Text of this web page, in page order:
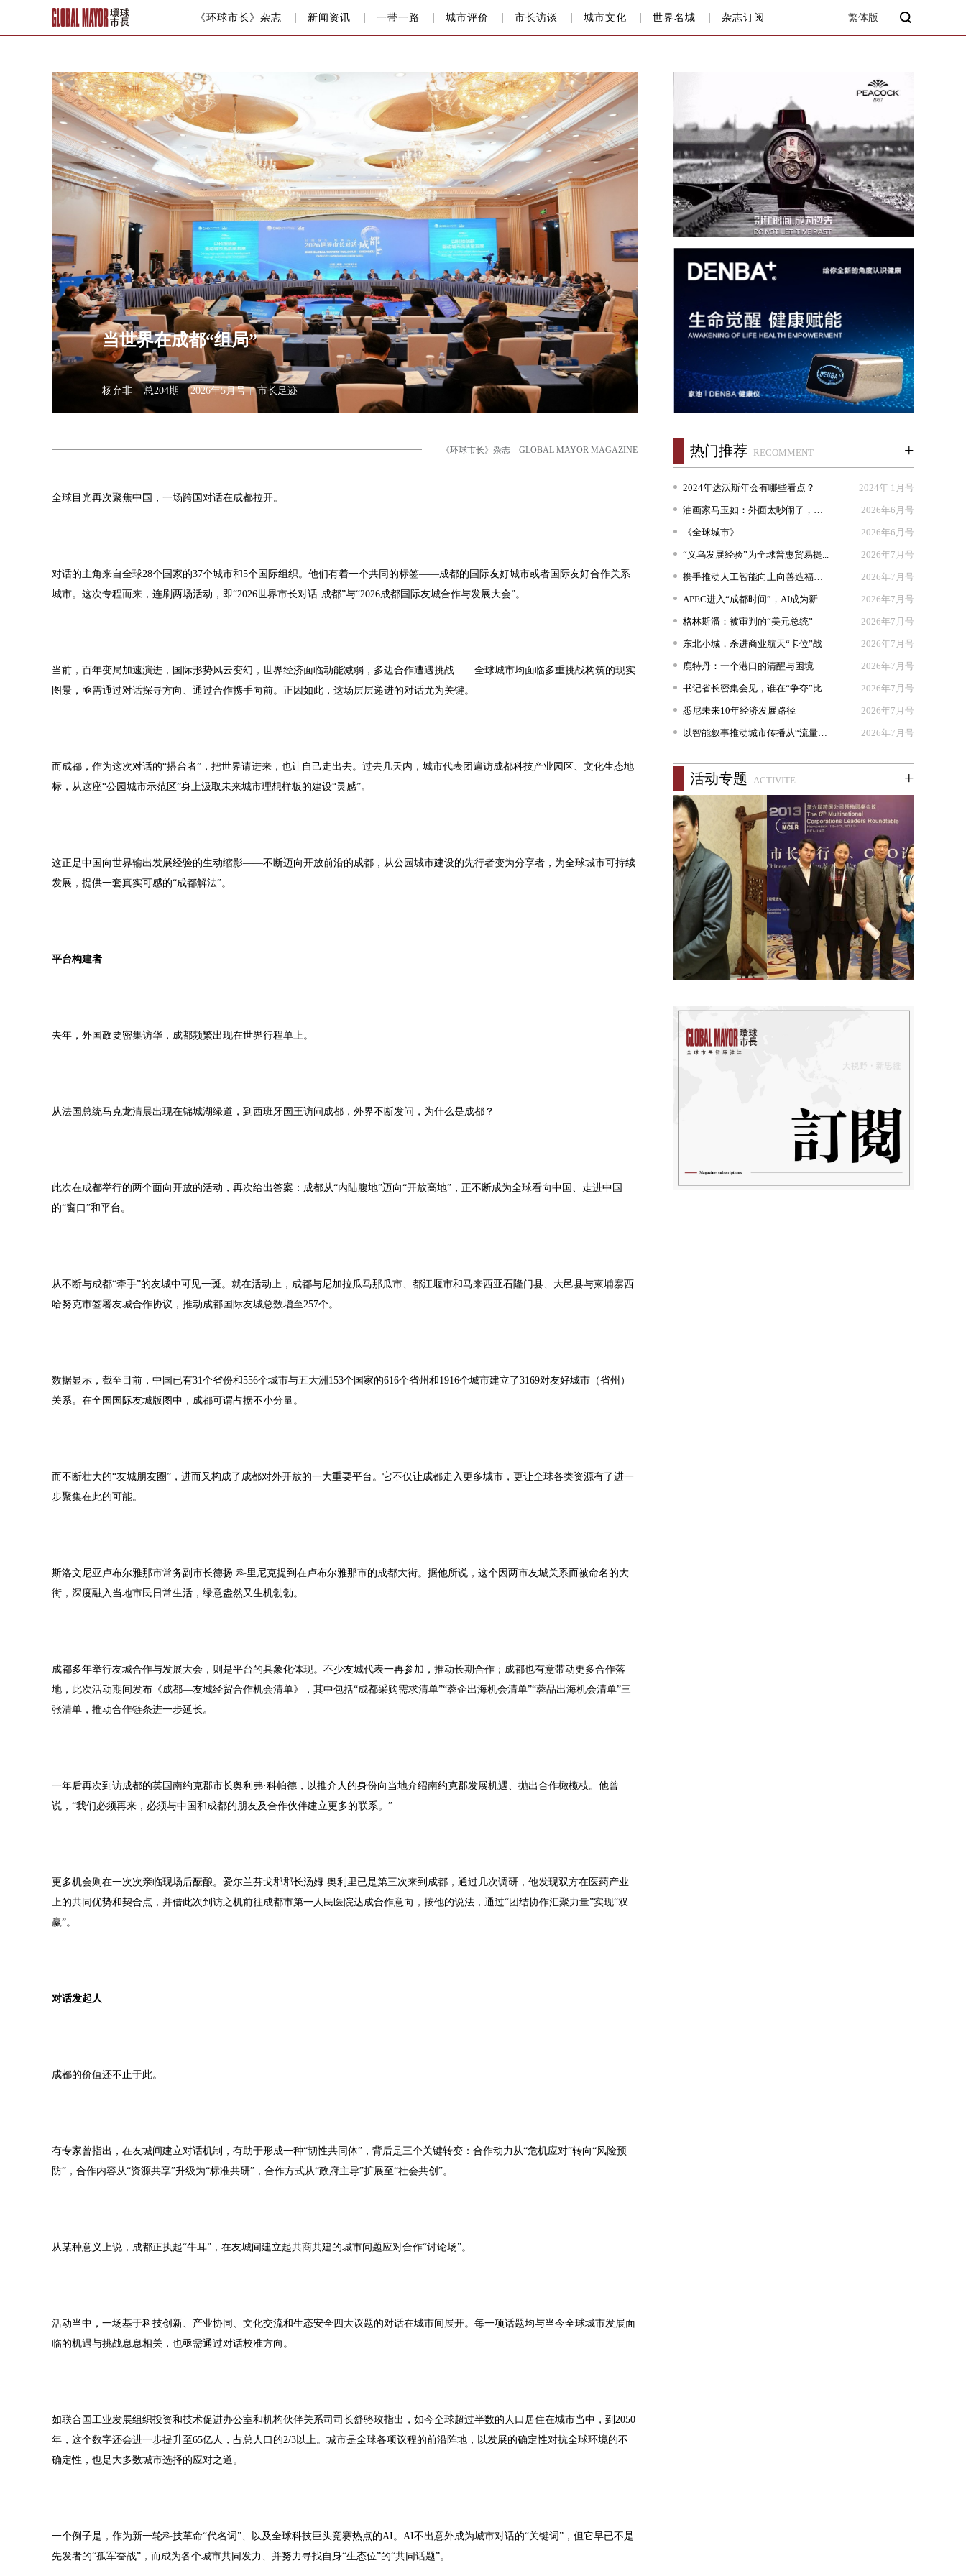
《环球市长》杂志 新闻资讯 一带一路 城市评价 市长访谈 城市文化 世界名城 杂志订阅 繁体版
当世界在成都“组局”
杨弃非 总204期 2026年5月号 市长足迹
《环球市长》杂志 GLOBAL MAYOR MAGAZINE
全球目光再次聚焦中国，一场跨国对话在成都拉开。
对话的主角来自全球28个国家的37个城市和5个国际组织。他们有着一个共同的标签——成都的国际友好城市或者国际友好合作关系
城市。这次专程而来，连刷两场活动，即“2026世界市长对话·成都”与“2026成都国际友城合作与发展大会”。
当前，百年变局加速演进，国际形势风云变幻，世界经济面临动能减弱，多边合作遭遇挑战……全球城市均面临多重挑战构筑的现实
图景，亟需通过对话探寻方向、通过合作携手向前。正因如此，这场层层递进的对话尤为关键。
而成都，作为这次对话的“搭台者”，把世界请进来，也让自己走出去。过去几天内，城市代表团遍访成都科技产业园区、文化生态地
标，从这座“公园城市示范区”身上汲取未来城市理想样板的建设“灵感”。
这正是中国向世界输出发展经验的生动缩影——不断迈向开放前沿的成都，从公园城市建设的先行者变为分享者，为全球城市可持续
发展，提供一套真实可感的“成都解法”。
平台构建者
去年，外国政要密集访华，成都频繁出现在世界行程单上。
从法国总统马克龙清晨出现在锦城湖绿道，到西班牙国王访问成都，外界不断发问，为什么是成都？
此次在成都举行的两个面向开放的活动，再次给出答案：成都从“内陆腹地”迈向“开放高地”，正不断成为全球看向中国、走进中国
的“窗口”和平台。
从不断与成都“牵手”的友城中可见一斑。就在活动上，成都与尼加拉瓜马那瓜市、都江堰市和马来西亚石隆门县、大邑县与柬埔寨西
哈努克市签署友城合作协议，推动成都国际友城总数增至257个。
数据显示，截至目前，中国已有31个省份和556个城市与五大洲153个国家的616个省州和1916个城市建立了3169对友好城市（省州）
关系。在全国国际友城版图中，成都可谓占据不小分量。
而不断壮大的“友城朋友圈”，进而又构成了成都对外开放的一大重要平台。它不仅让成都走入更多城市，更让全球各类资源有了进一
步聚集在此的可能。
斯洛文尼亚卢布尔雅那市常务副市长德扬·科里尼克提到在卢布尔雅那市的成都大街。据他所说，这个因两市友城关系而被命名的大
街，深度融入当地市民日常生活，绿意盎然又生机勃勃。
成都多年举行友城合作与发展大会，则是平台的具象化体现。不少友城代表一再参加，推动长期合作；成都也有意带动更多合作落
地，此次活动期间发布《成都—友城经贸合作机会清单》，其中包括“成都采购需求清单”“蓉企出海机会清单”“蓉品出海机会清单”三
张清单，推动合作链条进一步延长。
一年后再次到访成都的英国南约克郡市长奥利弗·科帕德，以推介人的身份向当地介绍南约克郡发展机遇、抛出合作橄榄枝。他曾
说，“我们必须再来，必须与中国和成都的朋友及合作伙伴建立更多的联系。”
更多机会则在一次次亲临现场后酝酿。爱尔兰芬戈郡郡长汤姆·奥利里已是第三次来到成都，通过几次调研，他发现双方在医药产业
上的共同优势和契合点，并借此次到访之机前往成都市第一人民医院达成合作意向，按他的说法，通过“团结协作汇聚力量”实现“双
赢”。
对话发起人
成都的价值还不止于此。
有专家曾指出，在友城间建立对话机制，有助于形成一种“韧性共同体”，背后是三个关键转变：合作动力从“危机应对”转向“风险预
防”，合作内容从“资源共享”升级为“标准共研”，合作方式从“政府主导”扩展至“社会共创”。
从某种意义上说，成都正执起“牛耳”，在友城间建立起共商共建的城市问题应对合作“讨论场”。
活动当中，一场基于科技创新、产业协同、文化交流和生态安全四大议题的对话在城市间展开。每一项话题均与当今全球城市发展面
临的机遇与挑战息息相关，也亟需通过对话校准方向。
如联合国工业发展组织投资和技术促进办公室和机构伙伴关系司司长舒骆玫指出，如今全球超过半数的人口居住在城市当中，到2050
年，这个数字还会进一步提升至65亿人，占总人口的2/3以上。城市是全球各项议程的前沿阵地，以发展的确定性对抗全球环境的不
确定性，也是大多数城市选择的应对之道。
一个例子是，作为新一轮科技革命“代名词”、以及全球科技巨头竞赛热点的AI。AI不出意外成为城市对话的“关键词”，但它早已不是
先发者的“孤军奋战”，而成为各个城市共同发力、并努力寻找自身“生态位”的“共同话题”。
热门推荐 RECOMMENT +
2024年达沃斯年会有哪些看点？ 2024年 1月号
油画家马玉如：外面太吵闹了，我想... 2026年6月号
《全球城市》 2026年6月号
“义乌发展经验”为全球普惠贸易提... 2026年7月号
携手推动人工智能向上向善造福人类 2026年7月号
APEC进入“成都时间”，AI成为新坐... 2026年7月号
格林斯潘：被审判的“美元总统” 2026年7月号
东北小城，杀进商业航天“卡位”战 2026年7月号
鹿特丹：一个港口的清醒与困境 2026年7月号
书记省长密集会见，谁在“争夺”比... 2026年7月号
悉尼未来10年经济发展路径 2026年7月号
以智能叙事推动城市传播从“流量出... 2026年7月号
活动专题 ACTIVITE +